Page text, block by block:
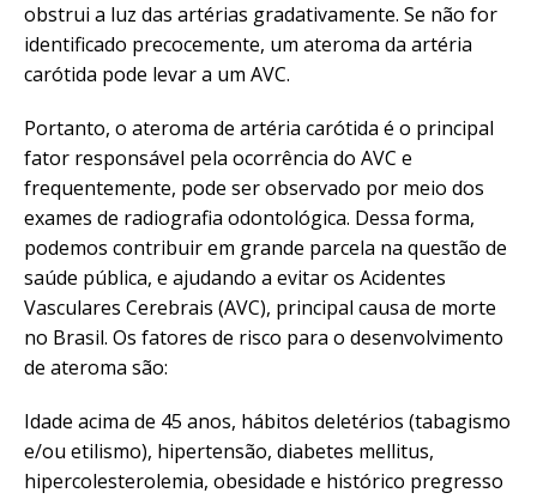
obstrui a luz das artérias gradativamente. Se não for
identificado precocemente, um ateroma da artéria
carótida pode levar a um AVC.
Portanto, o ateroma de artéria carótida é o principal
fator responsável pela ocorrência do AVC e
frequentemente, pode ser observado por meio dos
exames de radiografia odontológica. Dessa forma,
podemos contribuir em grande parcela na questão de
saúde pública, e ajudando a evitar os Acidentes
Vasculares Cerebrais (AVC), principal causa de morte
no Brasil. Os fatores de risco para o desenvolvimento
de ateroma são:
Idade acima de 45 anos, hábitos deletérios (tabagismo
e/ou etilismo), hipertensão, diabetes mellitus,
hipercolesterolemia, obesidade e histórico pregresso